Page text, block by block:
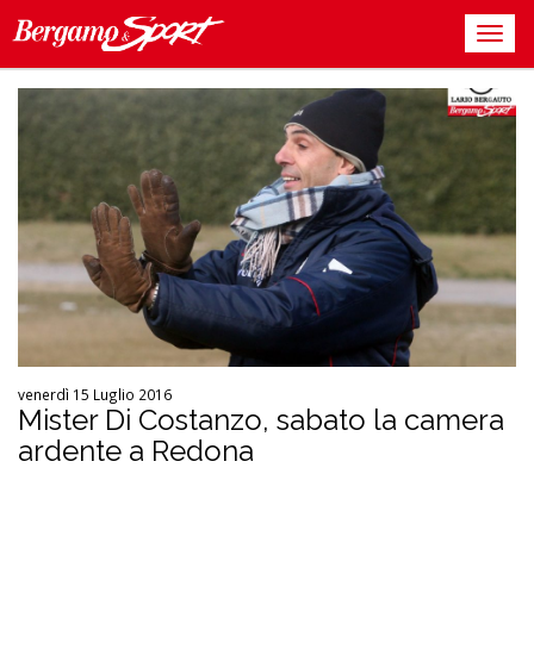
venerdì 15 Luglio 2016
Mister Di Costanzo, sabato la camera
ardente a Redona